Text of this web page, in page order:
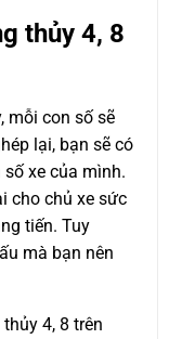
thủy 4, 8
mỗi con số sẽ
lại, bạn sẽ có
xe của mình.
cho chủ xe sức
tiến. Tuy
mà bạn nên
4, 8 trên